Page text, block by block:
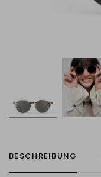
BESCHREIBUNG